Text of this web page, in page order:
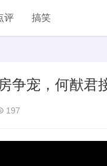
评 搞笑
争宠，何猷君
197